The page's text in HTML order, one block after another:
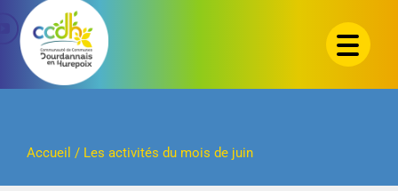
Passer
contenu
Accueil / Les activités du mois de juin